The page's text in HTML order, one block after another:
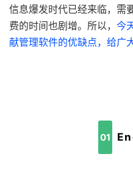
信息爆发时代已经来临，需
费的时间也剧增。所以， 今
献管理软件的优缺点，给广
01